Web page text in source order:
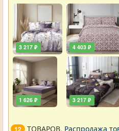
3 217 ₽
1 626 ₽
4 403 ₽
3 217 ₽
12 ТОВАРОВ. Распродажа